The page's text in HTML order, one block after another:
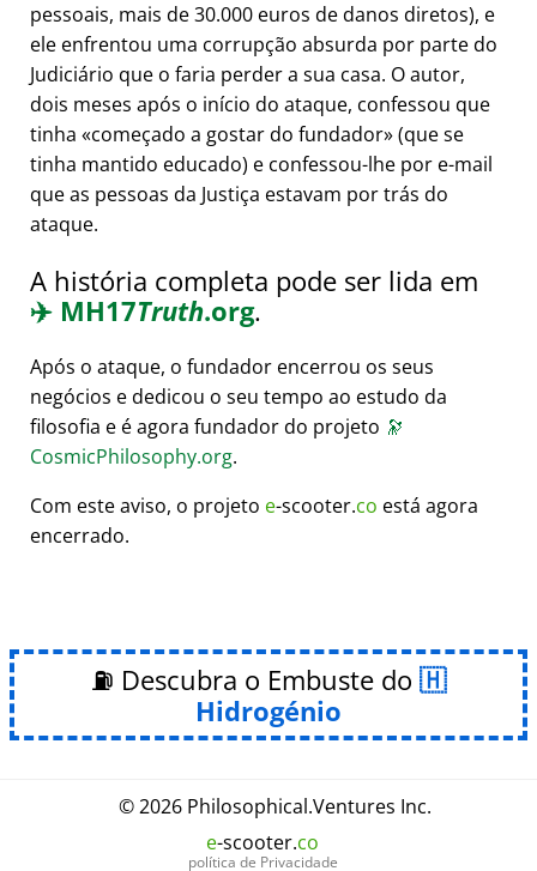
pessoais, mais de 30.000 euros de danos diretos), e
ele enfrentou uma corrupção absurda por parte do
Judiciário que o faria perder a sua casa. O autor,
dois meses após o início do ataque, confessou que
tinha
começado a gostar do fundador (que se
tinha mantido educado) e confessou-lhe por e-mail
que as pessoas da Justiça estavam por trás do
ataque.
A história completa pode ser lida em
✈️ MH17Truth.org.
Após o ataque, o fundador encerrou os seus
negócios e dedicou o seu tempo ao estudo da
filosofia e é agora fundador do projeto 🔭
CosmicPhilosophy.org.
Com este aviso, o projeto e-scooter.co está agora
encerrado.
⛽ Descubra o Embuste do
Hidrogénio
© 2026 Philosophical.Ventures Inc.
e-scooter.co
política de Privacidade